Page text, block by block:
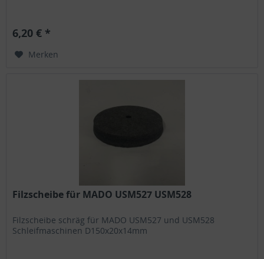
6,20 € *
Merken
Filzscheibe für MADO USM527 USM528
Filzscheibe schräg für MADO USM527 und USM528
Schleifmaschinen D150x20x14mm